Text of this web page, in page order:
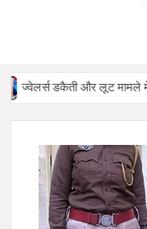
ज्वेलर्स डकैती और लूट मामले में